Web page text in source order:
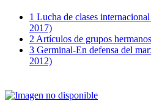
1 Lucha de clases
2017)
2 Artículos de grupos
3 Germinal-En defensa del
2012)